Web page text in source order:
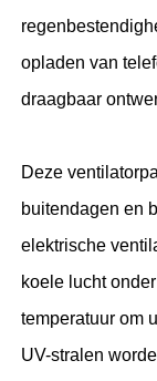
Contacteer ons
opladen van
draagbaar
Deze
buitendagen en
elektrische
koele lucht
temperatuur om
UV-stralen